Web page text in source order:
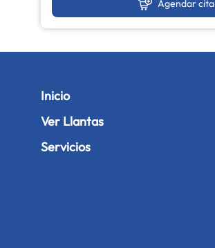
Agendar cita
Inicio
Ver Llantas
Servicios